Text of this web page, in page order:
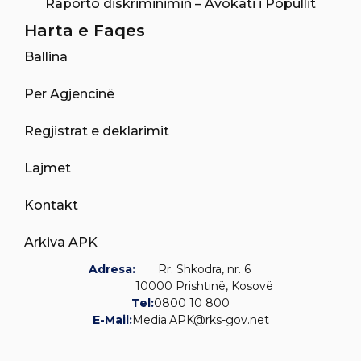
Raporto diskriminimin – Avokati i Popullit
Harta e Faqes
Ballina
Per Agjencinë
Regjistrat e deklarimit
Lajmet
Kontakt
Arkiva APK
Adresa:
Rr. Shkodra, nr. 6
10000 Prishtinë, Kosovë
Tel:0800 10 800
E-Mail:Media.APK@rks-gov.net